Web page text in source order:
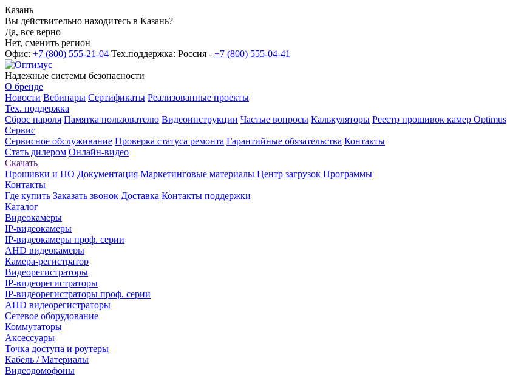
Казань
Вы действительно находитесь в Казань?
Да, все верно
Нет, сменить регион
Офис: +7 (800) 555-21-04 Тех.поддержка: Россия - +7 (800) 555-04-41
Надежные системы безопасности
О бренде
Новости Вебинары Сертификаты Реализованные проекты
Тех. поддержка
Сброс пароля Памятка пользователю Видеоинструкции Частые вопросы Калькуляторы Реестр прошивок камер Optimus
Сервис
Сервисное обслуживание Проверка статуса ремонта Гарантийные обязательства Контакты
Стать дилером Онлайн-видео
Скачать
Прошивки и ПО Документация Маркетинговые материалы Центр загрузок Программы
Контакты
Где купить Заказать звонок Доставка Контакты поддержки
Каталог
Видеокамеры
IP-видеокамеры
IP-видеокамеры проф. серии
AHD видеокамеры
Камера-регистратор
Видеорегистраторы
IP-видеорегистраторы
IP-видеорегистраторы проф. серии
AHD видеорегистраторы
Сетевое оборудование
Коммутаторы
Аксессуары
Точка доступа и роутеры
Кабель / Материалы
Видеодомофоны